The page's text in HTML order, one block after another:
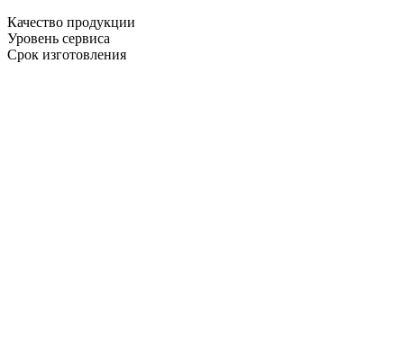
Качество продукции
Уровень сервиса
Срок изготовления